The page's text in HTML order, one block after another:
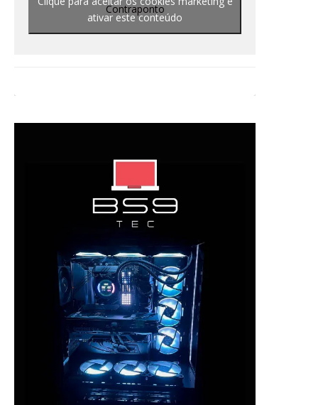
Contraponto
ativar este conteúdo